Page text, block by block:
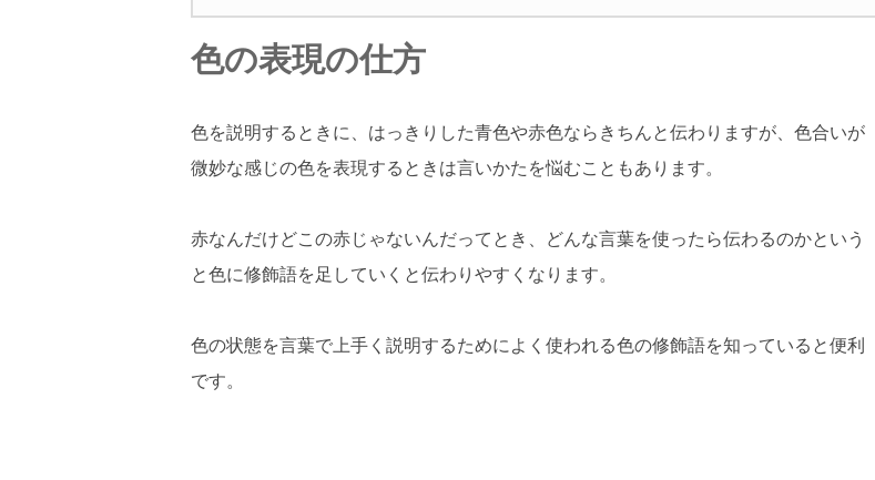
色の表現の仕方
色を説明するときに、はっきりした青色や赤色ならきちんと伝わりますが、色合いが
微妙な感じの色を表現するときは言いかたを悩むこともあります。
赤なんだけどこの赤じゃないんだってとき、どんな言葉を使ったら伝わるのかという
と色に修飾語を足していくと伝わりやすくなります。
色の状態を言葉で上手く説明するためによく使われる色の修飾語を知っていると便利
です。